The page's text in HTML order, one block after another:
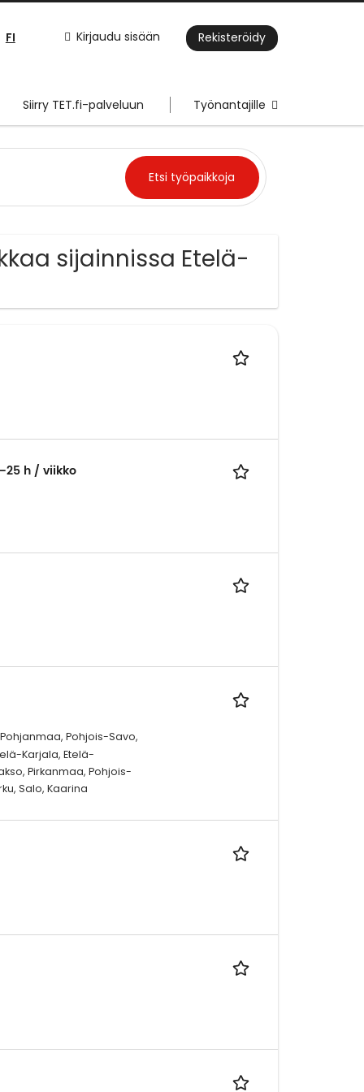
Kirjaudu sisään Rekisteröidy
FI
Siirry TET.fi-palveluun Työnantajille
sijainnissa Etelä-
h / viikko
Pohjois-Savo,
Karjala, Etelä-
Pirkanmaa, Pohjois-
Salo, Kaarina